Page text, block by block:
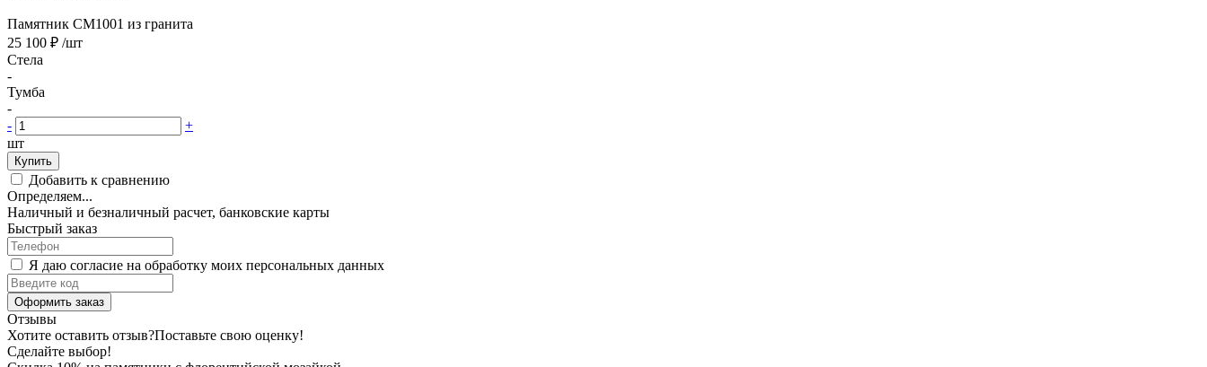
Памятник CM1001 из гранита
25 100 ₽ /шт
Стела
-
Тумба
-
-
+
шт
Купить
Добавить к сравнению
Определяем...
Наличный и безналичный расчет, банковские карты
Быстрый заказ
Я даю согласие на обработку моих персональных данных
Оформить заказ
Отзывы
Хотите оставить отзыв?Поставьте свою оценку!
Сделайте выбор!